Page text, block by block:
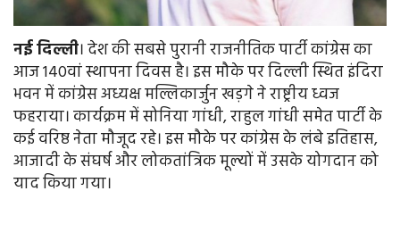
नईदिल्ली। देश की सबसे पुरानी राजनीतिक पार्टी कांग्रेस का
आज 140वां स्थापना दिवस है। इस मौके पर दिल्ली स्थित इंदिरा
भवन में कांग्रेस अध्यक्ष मल्लिकार्जुन खड़गे ने राष्ट्रीय ध्वज
फहराया। कार्यक्रम में सोनिया गांधी, राहुल गांधी समेत पार्टी के
कई वरिष्ठ नेता मौजूद रहे। इस मौके पर कांग्रेस के लंबे इतिहास,
आजादी के संघर्ष और लोकतांत्रिक मूल्यों में उसके योगदान को
याद किया गया।